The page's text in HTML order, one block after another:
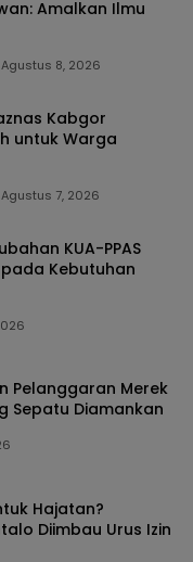
Amalkan Ilmu
Agustus 8, 2026
Kabgor
untuk Warga
Agustus 7, 2026
KUA-PPAS
Kebutuhan
Pelanggaran Merek
Sepatu Diamankan
Hajatan?
Diimbau Urus Izin